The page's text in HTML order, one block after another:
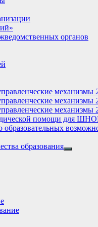
органов
механизмы
механизмы
механизмы
помощи для
образовательных
образования
Show